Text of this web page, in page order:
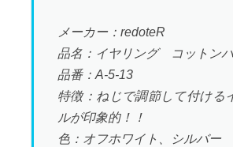
メーカー：redoteR
品名：イヤリング コットン
品番：A-5-13
特徴：ねじで調節して付ける
ルが印象的！！
色：オフホワイト、シルバー